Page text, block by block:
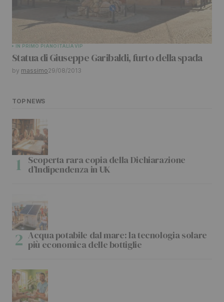
IN PRIMO PIANO ITALIAVIP
Statua di Giuseppe Garibaldi, furto della spada
by massimo29/08/2013
TOP NEWS
Scoperta rara copia della Dichiarazione
d’Indipendenza in UK
Acqua potabile dal mare: la tecnologia solare
più economica delle bottiglie